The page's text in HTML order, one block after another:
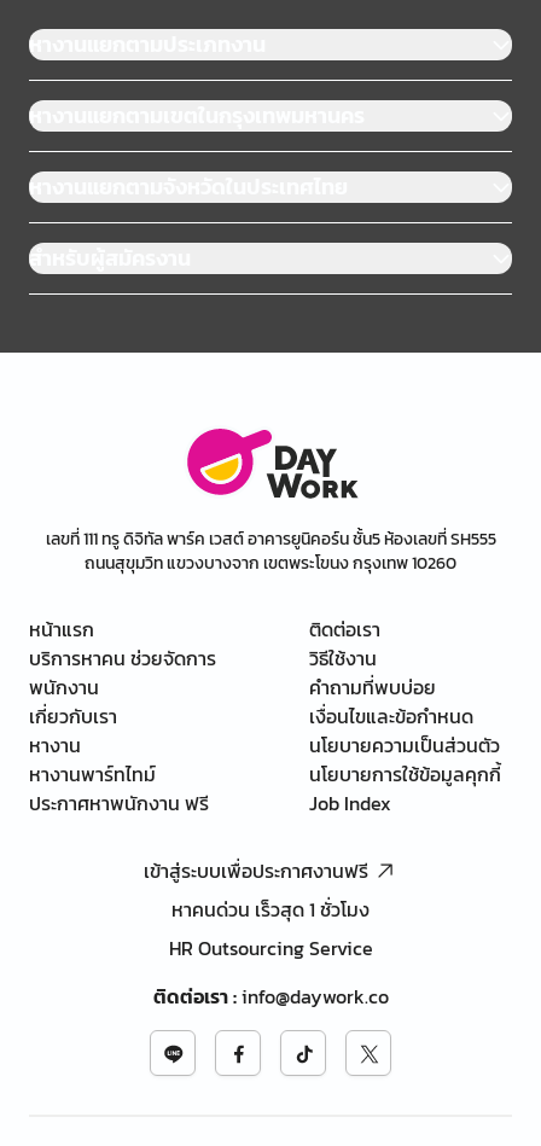
หางานแยกตามประเภทงาน
หางานแยกตามเขตในกรุงเทพมหานคร
หางานแยกตามจังหวัดในประเทศไทย
สำหรับผู้สมัครงาน
เลขที่ 111 ทรู ดิจิทัล พาร์ค เวสต์ อาคารยูนิคอร์น ชั้น5 ห้องเลขที่ SH555
ถนนสุขุมวิท แขวงบางจาก เขตพระโขนง กรุงเทพ 10260
หน้าแรก
บริการหาคน ช่วยจัดการ
พนักงาน
เกี่ยวกับเรา
หางาน
หางานพาร์ทไทม์
ประกาศหาพนักงาน ฟรี
ติดต่อเรา
วิธีใช้งาน
คำถามที่พบบ่อย
เงื่อนไขและข้อกำหนด
นโยบายความเป็นส่วนตัว
นโยบายการใช้ข้อมูลคุกกี้
Job Index
เข้าสู่ระบบเพื่อประกาศงานฟรี
หาคนด่วน เร็วสุด 1 ชั่วโมง
HR Outsourcing Service
ติดต่อเรา:info@daywork.co